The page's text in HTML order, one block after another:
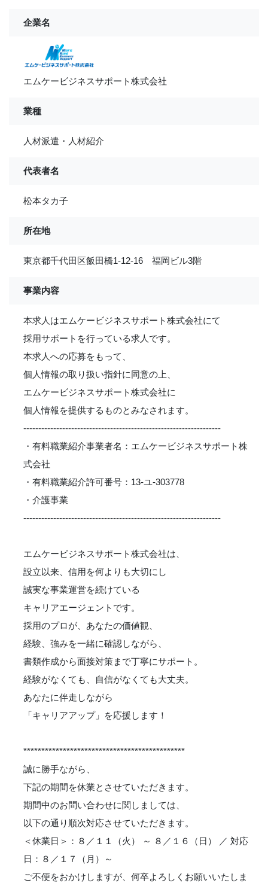
企業名
エムケービジネスサポート株式会社
業種
人材派遣・人材紹介
代表者名
松本タカ子
所在地
東京都千代田区飯田橋1-12-16 福岡ビル3階
事業内容
本求人はエムケービジネスサポート株式会社にて
採用サポートを行っている求人です。
本求人への応募をもって、
個人情報の取り扱い指針に同意の上、
エムケービジネスサポート株式会社に
個人情報を提供するものとみなされます。
------------------------------------------------------------------
・有料職業紹介事業者名：エムケービジネスサポート株
式会社
・有料職業紹介許可番号：13-ユ-303778
・介護事業
------------------------------------------------------------------
エムケービジネスサポート株式会社は、
設立以来、信用を何よりも大切にし
誠実な事業運営を続けている
キャリアエージェントです。
採用のプロが、あなたの価値観、
経験、強みを一緒に確認しながら、
書類作成から面接対策まで丁寧にサポート。
経験がなくても、自信がなくても大丈夫。
あなたに伴走しながら
「キャリアアップ」を応援します！
*********************************************
誠に勝手ながら、
下記の期間を休業とさせていただきます。
期間中のお問い合わせに関しましては、
以下の通り順次対応させていただきます。
＜休業日＞：８／１１（火） ～ ８／１６（日） ／ 対応
日：８／１７（月）～
ご不便をおかけしますが、何卒よろしくお願いいたしま